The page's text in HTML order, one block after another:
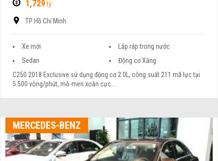
1,729tỷ
TP Hồ Chí Minh
Xe mới
Lắp ráp trong nước
Sedan
Động cơ Xăng
C250 2018 Exclusive sử dụng động cơ 2.0L, công suất 211 mã lực tại
5.500 vòng/phút, mô-men xoắn cực ...
MERCEDES-BENZ